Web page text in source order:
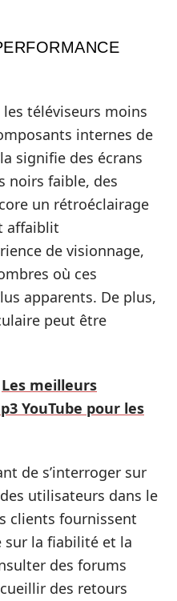
téléviseurs moins
internes de
signifie des écrans
noirs faible, des
un rétroéclairage
affaiblit
de visionnage,
où ces
apparents. De plus,
peut être
Les meilleurs
YouTube pour les
de s’interroger sur
utilisateurs dans le
clients fournissent
sur la fiabilité et la
des forums
des retours